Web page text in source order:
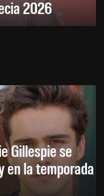
2026
Gillespie se
en la temporada